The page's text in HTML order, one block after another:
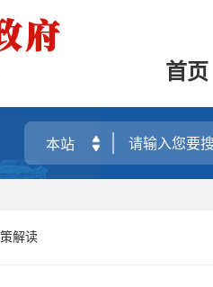
首页
解读